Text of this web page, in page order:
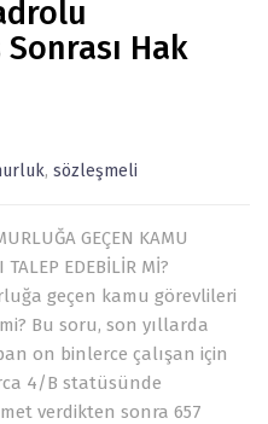
Hak
, sözleşmeli
GEÇEN KAMU
EDEBİLİR Mİ?
geçen kamu görevlileri
Bu soru, son yıllarda
on binlerce çalışan için
4/B statüsünde
verdikten sonra 657